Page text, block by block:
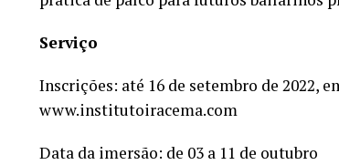
Serviço
Inscrições: até 16 de setembro de 2022,
www.institutoiracema.com
Data da imersão: de 03 a 11 de outubro